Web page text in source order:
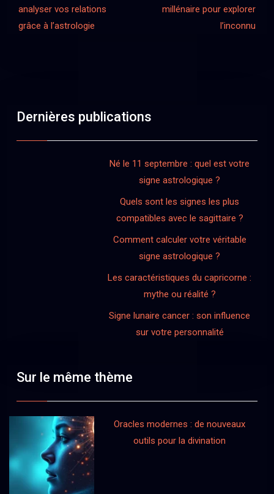
analyser vos relations
grâce à l’astrologie
millénaire pour explorer
l’inconnu
Dernières publications
Né le 11 septembre : quel est votre
signe astrologique ?
Quels sont les signes les plus
compatibles avec le sagittaire ?
Comment calculer votre véritable
signe astrologique ?
Les caractéristiques du capricorne :
mythe ou réalité ?
Signe lunaire cancer : son influence
sur votre personnalité
Sur le même thème
Oracles modernes : de nouveaux
outils pour la divination